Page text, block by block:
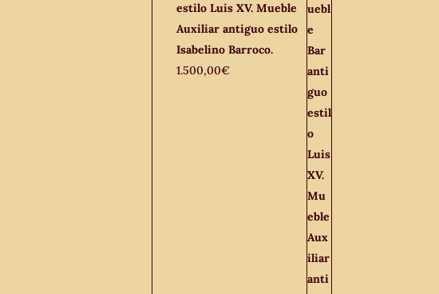
estilo Luis XV. Mueble
Auxiliar antiguo estilo
Isabelino Barroco.
1.500,00€